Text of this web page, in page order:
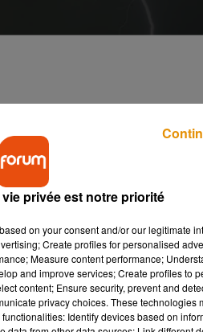
les Pays de la Loire, le Centre-
et de rafales pouvant atteindre
foyers ont également été privés
Si vous souhaitez l'afficher,
dessous.
privée est notre priorité
on your consent and/or our legitimate
Create profiles for personalised
Measure content performance;
and improve services; Create profiles to
content; Ensure security, prevent and
privacy choices. These technologies
Identify devices based on